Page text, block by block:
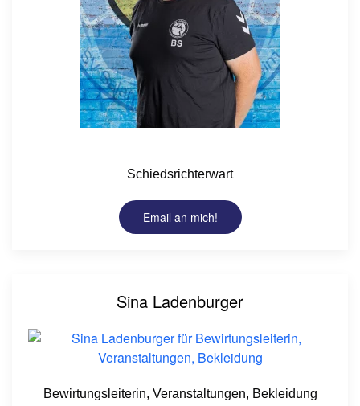
Schiedsrichterwart
Email an mich!
Sina Ladenburger
Bewirtungsleiterin, Veranstaltungen, Bekleidung